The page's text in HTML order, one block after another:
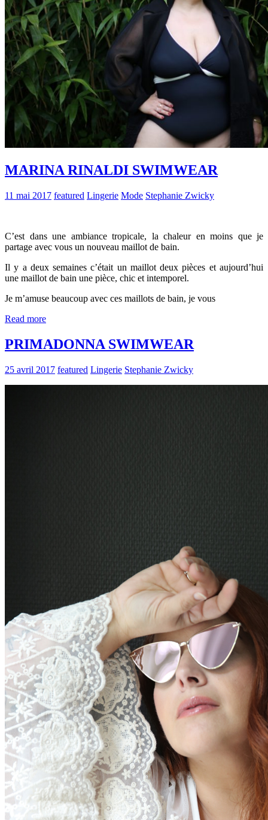
MARINA RINALDI SWIMWEAR
11 mai 2017 featured Lingerie Mode Stephanie Zwicky
C’est dans une ambiance tropicale, la chaleur en moins que je
partage avec vous un nouveau maillot de bain.
Il y a deux semaines c’était un maillot deux pièces et aujourd’hui
une maillot de bain une pièce, chic et intemporel.
Je m’amuse beaucoup avec ces maillots de bain, je vous
Read more
PRIMADONNA SWIMWEAR
25 avril 2017 featured Lingerie Stephanie Zwicky